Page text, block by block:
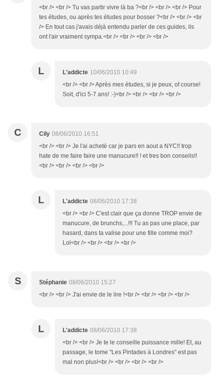
<br /> <br /> Tu vas partir vivre là ba ?<br /> <br /> <br /> Pour
tes études, ou après tes études pour bosser ?<br /> <br /> <br
/> En tout cas j'avais déjà entendu parler de ces guides, ils
ont l'air vraiment sympa.<br /> <br /> <br /> <br />
L L'addicte 10/06/2010 10:49
<br /> <br /> Après mes études, si je peux, of course!
Soit, d'ici 5-7 ans! :-)<br /> <br /> <br /> <br />
C Cily 08/06/2010 16:51
<br /> <br /> Je l'ai acheté car je pars en aout a NYC!! trop
hate de me faire faire une manucure!! ! et tres bon conseils!!
<br /> <br /> <br /> <br />
L L'addicte 08/06/2010 17:38
<br /> <br /> C'est clair que ça donne TROP envie de
manucure, de brunchs,...!!! Tu as pas une place, par
hasard, dans ta valise pour une fille comme moi?
Lol<br /> <br /> <br /> <br />
S Stéphanie 08/06/2010 15:27
<br /> <br /> J'ai envie de le lire !<br /> <br /> <br /> <br />
L L'addicte 08/06/2010 17:38
<br /> <br /> Je te le conseille puissance mille! Et, au
passage, le tome "Les Pintades à Londres" est pas
mal non plus!<br /> <br /> <br /> <br />